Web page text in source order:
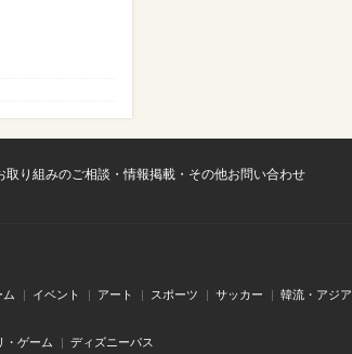
取り組みのご相談・情報掲載・その他お問い合わせ
ム イベント アート スポーツ サッカー 韓流・アジア
・ゲーム ディズニーパス